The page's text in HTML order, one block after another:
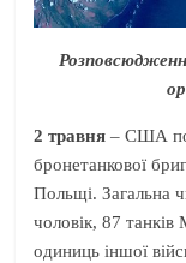
2 травня – США
бронетанкової
Польщі. Загальна
чоловік, 87
одиниць іншої